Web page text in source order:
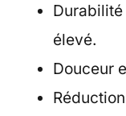
élevé.
Douceur